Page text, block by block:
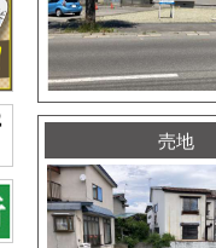
売地